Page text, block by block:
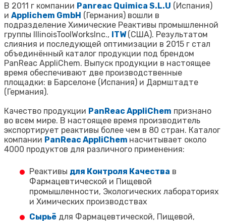
В 2011 г компании Panreac Quimica S.L.U (Испания)
и Applichem GmbH (Германия) вошли в
подразделение Химические Реактивы промышленной
группы IllinoisToolWorksInc., ITW(США). Результатом
слияния и последующей оптимизации в 2015 г стал
объединённый каталог продукции под брендом
PanReac AppliChem. Выпуск продукции в настоящее
время обеспечивают две производственные
площадки: в Барселоне (Испания) и Дармштадте
(Германия).
Качество продукции PanReac AppliChem признано
во всем мире. В настоящее время производитель
экспортирует реактивы более чем в 80 стран. Каталог
компании PanReac AppliChem насчитывает около
4000 продуктов для различного применения:
Реактивы для Контроля Качества в
Фармацевтической и Пищевой
промышленности, Экологических лабораториях
и Химических производствах
Сырьё для Фармацевтической, Пищевой,